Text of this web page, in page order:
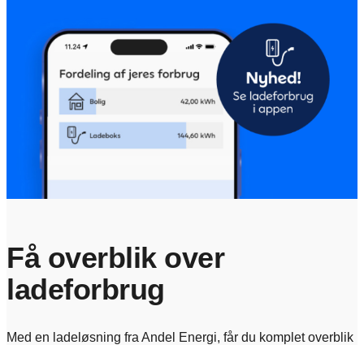
Få overblik over
ladeforbrug
Med en ladeløsning fra Andel Energi, får du komplet overblik